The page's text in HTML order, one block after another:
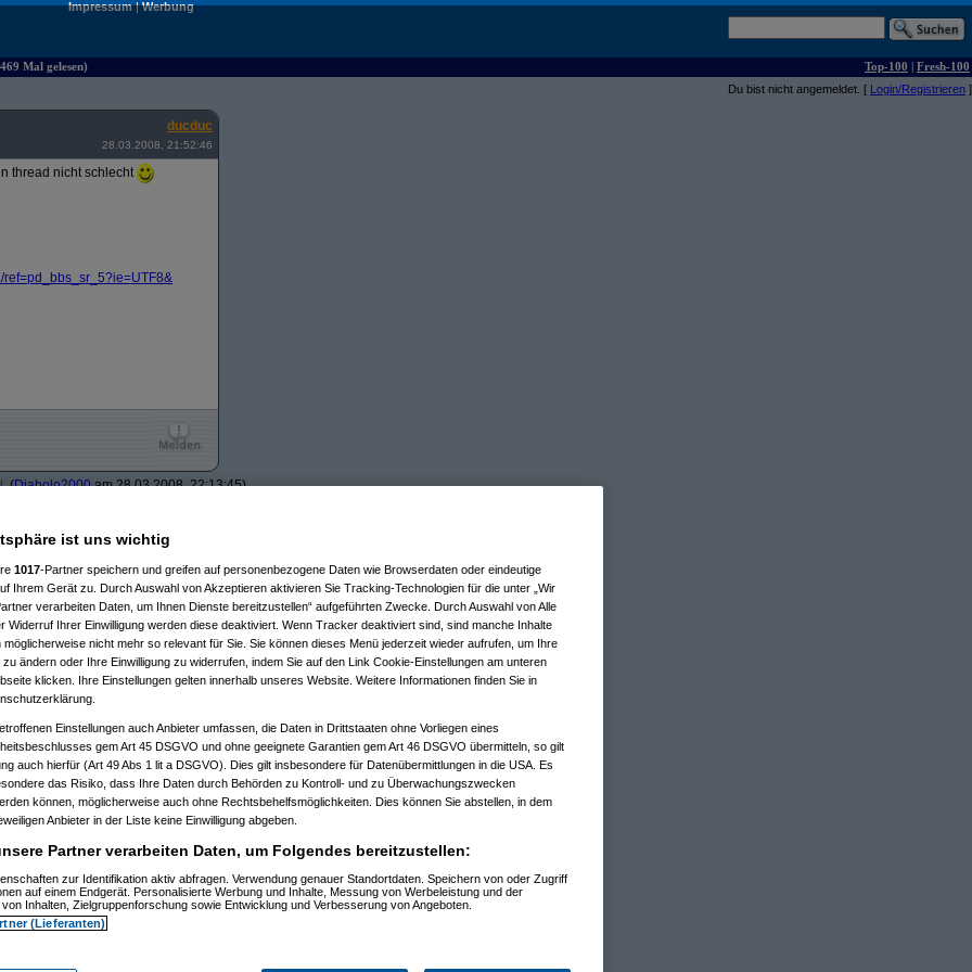
Impressum|Werbung
Mal gelesen) Top-100 | Fresh-100
Du bist nicht angemeldet. [ Login/Registrieren ]
ducduc
28.03.2008, 21:52:46
thread nicht schlecht
ref=pd_bbs_sr_5?ie=UTF8&
(Diabolo2000am 28.03.2008, 22:13:45)
Zappa F.
18.01.2009, 23:33:59
vordere Schädelknochenpartie wird
10:17:40)
10:18:27)
10:29:20)
am 29.03.2008, 10:30:58)
am 29.03.2008, 10:32:27)
am 29.03.2008, 10:38:55)
16:15:41)
ist uns wichtig
1017-Partner speichern und greifen auf personenbezogene Daten wie Browserdaten oder eindeutige
Ihrem Gerät zu. Durch Auswahl von Akzeptieren aktivieren Sie Tracking-Technologien für die unter „Wir
verarbeiten Daten, um Ihnen Dienste bereitzustellen“ aufgeführten Zwecke. Durch Auswahl von Alle
Widerruf Ihrer Einwilligung werden diese deaktiviert. Wenn Tracker deaktiviert sind, sind manche Inhalte
möglicherweise nicht mehr so relevant für Sie. Sie können dieses Menü jederzeit wieder aufrufen, um Ihre
zu ändern oder Ihre Einwilligung zu widerrufen, indem Sie auf den Link Cookie-Einstellungen am unteren
klicken. Ihre Einstellungen gelten innerhalb unseres Website. Weitere Informationen finden Sie in
Einstellungen auch Anbieter umfassen, die Daten in Drittstaaten ohne Vorliegen eines
gem Art 45 DSGVO und ohne geeignete Garantien gem Art 46 DSGVO übermitteln, so gilt
auch hierfür (Art 49 Abs 1 lit a DSGVO). Dies gilt insbesondere für Datenübermittlungen in die USA. Es
das Risiko, dass Ihre Daten durch Behörden zu Kontroll- und zu Überwachungszwecken
können, möglicherweise auch ohne Rechtsbehelfsmöglichkeiten. Dies können Sie abstellen, in dem
Anbieter in der Liste keine Einwilligung abgeben.
Partner verarbeiten Daten, um Folgendes bereitzustellen:
zur Identifikation aktiv abfragen. Verwendung genauer Standortdaten. Speichern von oder Zugriff
auf einem Endgerät. Personalisierte Werbung und Inhalte, Messung von Werbeleistung und der
Inhalten, Zielgruppenforschung sowie Entwicklung und Verbesserung von Angeboten.
(Lieferanten)